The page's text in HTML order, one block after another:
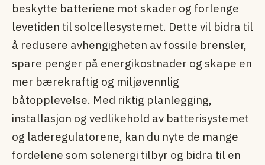
beskytte batteriene mot skader og forlenge
levetiden til solcellesystemet. Dette vil bidra til
å redusere avhengigheten av fossile brensler,
spare penger på energikostnader og skape en
mer bærekraftig og miljøvennlig
båtopplevelse. Med riktig planlegging,
installasjon og vedlikehold av batterisystemet
og laderegulatorene, kan du nyte de mange
fordelene som solenergi tilbyr og bidra til en